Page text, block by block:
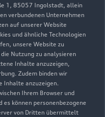
1, 85057 Ingolstadt, allein
verbundenen Unternehmen
auf unserer Website
und ähnliche Technologien
unsere Website zu
Nutzung zu analysieren
Inhalte anzuzeigen,
Zudem binden wir
Inhalte anzuzeigen.
Ihrem Browser und
können personenbezogene
von Dritten übermittelt
senger.de